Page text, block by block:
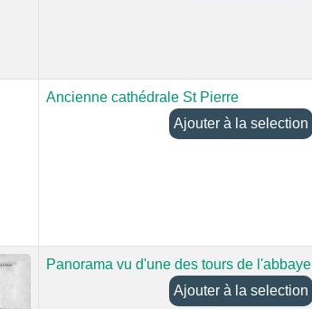
Ancienne cathédrale St Pierre
Ajouter à la selection
Panorama vu d'une des tours de l'abbaye
Ajouter à la selection